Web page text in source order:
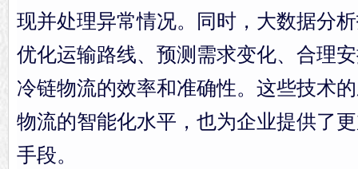
现并处理异常情况。同时，大数据分
优化运输路线、预测需求变化、合理
冷链物流的效率和准确性。这些技术
物流的智能化水平，也为企业提供了
手段。